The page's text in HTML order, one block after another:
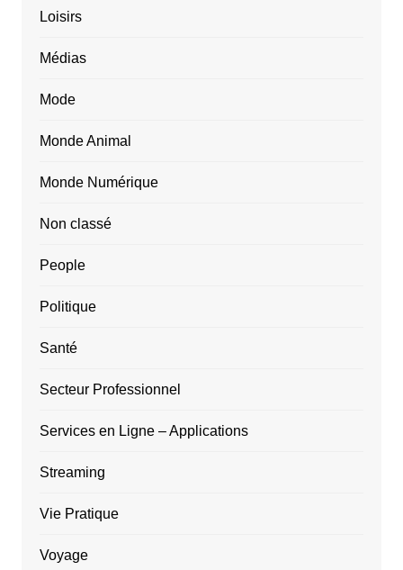
Loisirs
Médias
Mode
Monde Animal
Monde Numérique
Non classé
People
Politique
Santé
Secteur Professionnel
Services en Ligne – Applications
Streaming
Vie Pratique
Voyage